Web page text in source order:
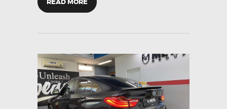
READ MORE